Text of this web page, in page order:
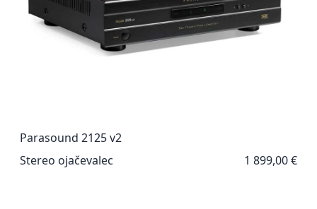
Parasound 2125 v2
Stereo ojačevalec
1 899,00 €